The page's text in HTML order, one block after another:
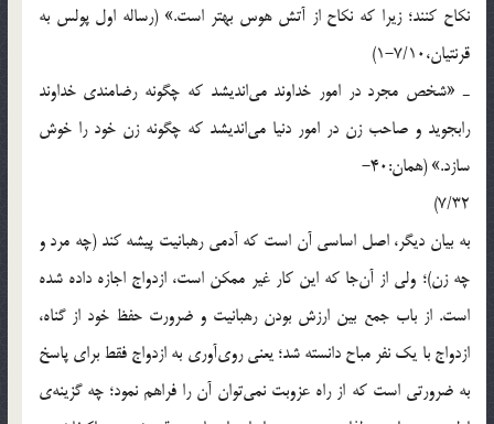
نكاح كنند؛ زيرا كه نكاح از آتش هوس بهتر است.» (رساله اول پولس به
قرنتيان،7/10-1)
ـ «شخص مجرد در امور خداوند مي‌انديشد كه چگونه رضامندي خداوند
رابجويد و صاحب زن در امور دنيا مي‌انديشد كه چگونه زن خود را خوش
سازد.» (همان:40-
7/32)
به بيان ديگر، اصل اساسي آن است كه آدمي رهبانيت پيشه كند (چه مرد و
چه زن)؛ ولي از آن‌جا كه اين كار غير ممكن است، ازدواج اجازه داده شده
است. از باب جمع بين ارزش بودن رهبانيت و ضرورت حفظ خود از گناه،
ازدواج با يك نفر مباح دانسته شد؛ يعني روي‌آوري به ازدواج فقط براي پاسخ
به ضرورتي است كه از راه عزوبت نمي‌توان آن را فراهم نمود؛ چه گزينه‌ي